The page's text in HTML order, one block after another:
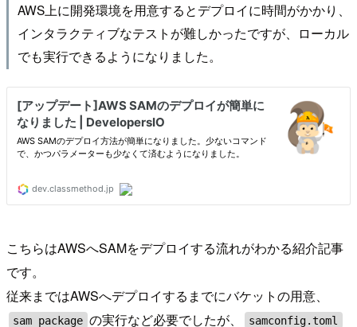
AWS上に開発環境を用意するとデプロイに時間がかかり、
インタラクティブなテストが難しかったですが、ローカル
でも実行できるようになりました。
こちらはAWSへSAMをデプロイする流れがわかる紹介記事
です。
従来まではAWSへデプロイするまでにバケットの用意、
sam package の実行など必要でしたが、 samconfig.toml